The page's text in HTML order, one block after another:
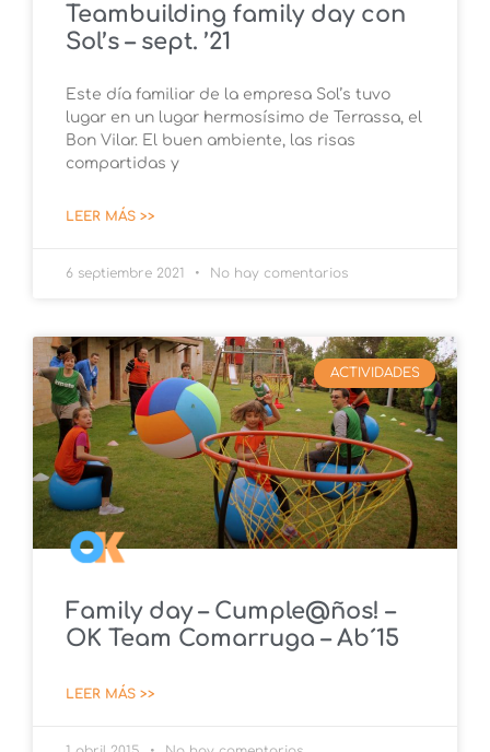
Teambuilding family day con
Sol’s – sept. ’21
Este día familiar de la empresa Sol’s tuvo
lugar en un lugar hermosísimo de Terrassa, el
Bon Vilar. El buen ambiente, las risas
compartidas y
LEER MÁS >>
6 septiembre 2021 No hay comentarios
ACTIVIDADES
Family day – Cumple@ños! –
OK Team Comarruga – Ab´15
LEER MÁS >>